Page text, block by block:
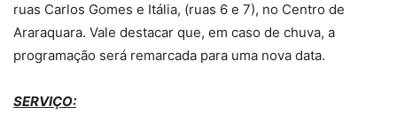
ruas Carlos Gomes e Itália, (ruas 6 e 7), no Centro de
Araraquara. Vale destacar que, em caso de chuva, a
programação será remarcada para uma nova data.
SERVIÇO: